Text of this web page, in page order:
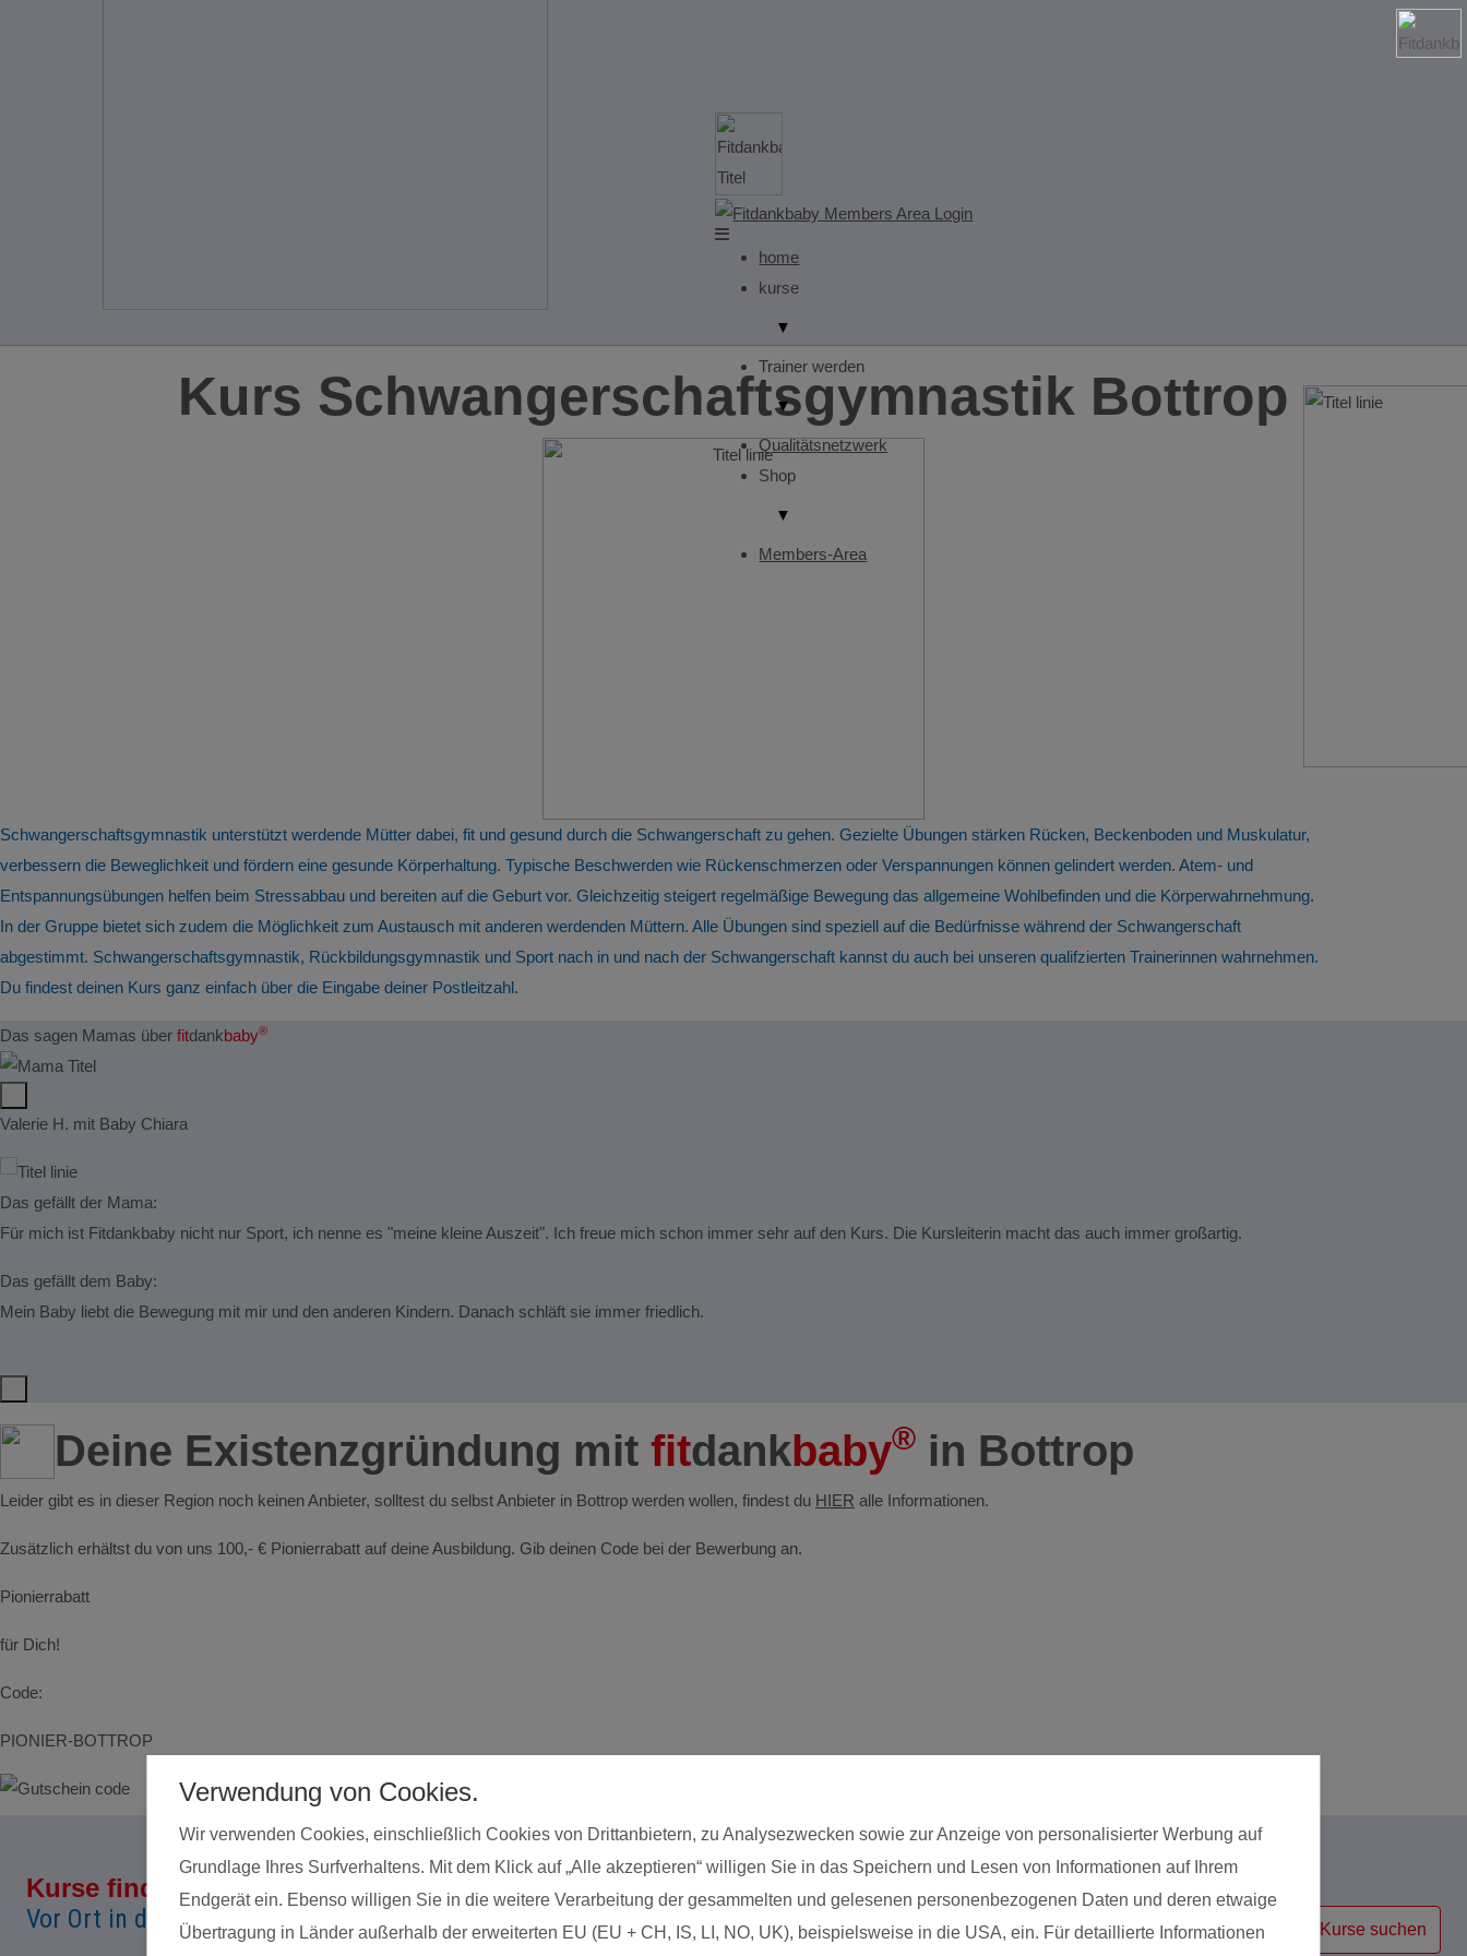
home
kurse
▼
Trainer werden
▼
Qualitätsnetzwerk
Shop
▼
Members-Area
Kurs Schwangerschaftsgymnastik Bottrop
Schwangerschaftsgymnastik unterstützt werdende Mütter dabei, fit und gesund durch die Schwangerschaft zu gehen. Gezielte Übungen stärken Rücken, Beckenboden und Muskulatur,
verbessern die Beweglichkeit und fördern eine gesunde Körperhaltung. Typische Beschwerden wie Rückenschmerzen oder Verspannungen können gelindert werden. Atem- und
Entspannungsübungen helfen beim Stressabbau und bereiten auf die Geburt vor. Gleichzeitig steigert regelmäßige Bewegung das allgemeine Wohlbefinden und die Körperwahrnehmung.
In der Gruppe bietet sich zudem die Möglichkeit zum Austausch mit anderen werdenden Müttern. Alle Übungen sind speziell auf die Bedürfnisse während der Schwangerschaft
abgestimmt. Schwangerschaftsgymnastik, Rückbildungsgymnastik und Sport nach in und nach der Schwangerschaft kannst du auch bei unseren qualifzierten Trainerinnen wahrnehmen.
Du findest deinen Kurs ganz einfach über die Eingabe deiner Postleitzahl.
Das sagen Mamas über fitdankbaby®
Valerie H. mit Baby Chiara
Das gefällt der Mama:
Für mich ist Fitdankbaby nicht nur Sport, ich nenne es "meine kleine Auszeit". Ich freue mich schon immer sehr auf den Kurs. Die Kursleiterin macht das auch immer großartig.
Das gefällt dem Baby:
Mein Baby liebt die Bewegung mit mir und den anderen Kindern. Danach schläft sie immer friedlich.
Deine Existenzgründung mit fitdankbaby® in Bottrop
Leider gibt es in dieser Region noch keinen Anbieter, solltest du selbst Anbieter in Bottrop werden wollen, findest du HIER alle Informationen.
Zusätzlich erhältst du von uns 100,- € Pionierrabatt auf deine Ausbildung. Gib deinen Code bei der Bewerbung an.
Pionierrabatt
für Dich!
Code:
PIONIER-BOTTROP
Kurse finden
Vor Ort in deiner Nähe! Kurse suchen
Verwendung von Cookies.
Wir verwenden Cookies, einschließlich Cookies von Drittanbietern, zu Analysezwecken sowie zur Anzeige von personalisierter Werbung auf
Grundlage Ihres Surfverhaltens. Mit dem Klick auf „Alle akzeptieren“ willigen Sie in das Speichern und Lesen von Informationen auf Ihrem
Endgerät ein. Ebenso willigen Sie in die weitere Verarbeitung der gesammelten und gelesenen personenbezogenen Daten und deren etwaige
Übertragung in Länder außerhalb der erweiterten EU (EU + CH, IS, LI, NO, UK), beispielsweise in die USA, ein. Für detaillierte Informationen